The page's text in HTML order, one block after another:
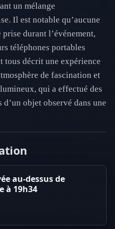
un mélange
Il est notable qu’aucune
durant l’événement,
téléphones portables
tous décrit une expérience
de fascination et
qui a effectué des
objet observé dans une
au-dessus de
à 19h34